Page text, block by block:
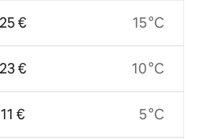
€
€
€
15 °C
10 °C
5 °C